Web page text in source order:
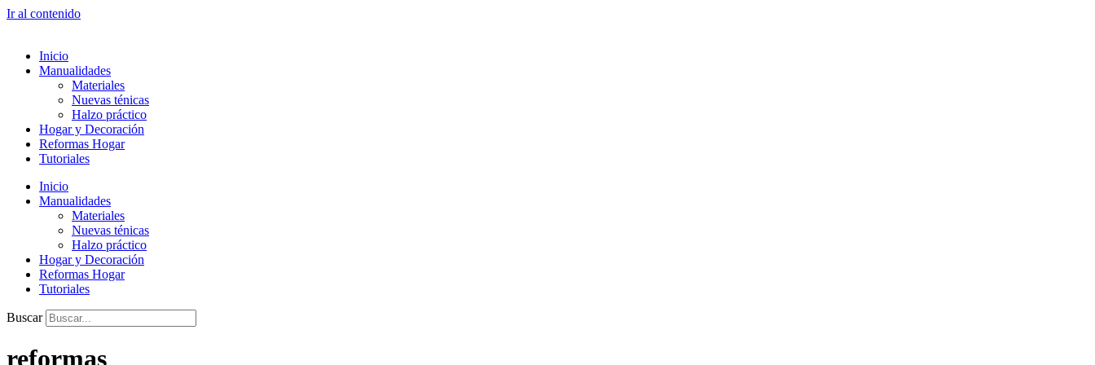
Ir al contenido
Inicio
Manualidades
Materiales
Nuevas ténicas
Halzo práctico
Hogar y Decoración
Reformas Hogar
Tutoriales
Inicio
Manualidades
Materiales
Nuevas ténicas
Halzo práctico
Hogar y Decoración
Reformas Hogar
Tutoriales
Buscar
reformas